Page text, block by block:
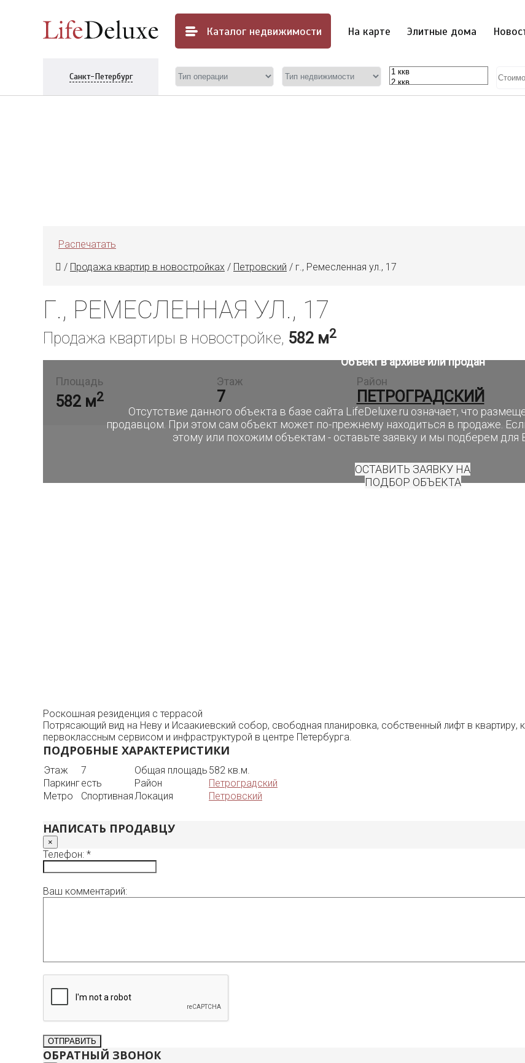
Каталог недвижимости На карте Элитные дома
Санкт-Петербург
Распечатать
/ Продажа квартир в новостройках / Петровский / г., Ремесленная ул., 17
Г., РЕМЕСЛЕННАЯ УЛ., 17
Продажа квартиры в новостройке, 582 м2
Объект в архиве или продан
Отсутствие данного объекта в базе сайта LifeDeluxe.ru означает, что
продавцом. При этом сам объект может по-прежнему находиться в продаже.
этому или похожим объектам - оставьте заявку и мы подберем для
ОСТАВИТЬ ЗАЯВКУ НА
ПОДБОР ОБЪЕКТА
Площадь
582 м2
Этаж
7
Район
ПЕТРОГРАДСКИЙ
Роскошная резиденция с террасой
Потрясающий вид на Неву и Исаакиевский собор, свободная планировка, собственный лифт в
первоклассным сервисом и инфраструктурой в центре Петербурга.
ПОДРОБНЫЕ ХАРАКТЕРИСТИКИ
Этаж 7 Общая площадь 582 кв.м.
Паркингесть Район
Петроградский
Метро
Спортивная Локация Петровский
НАПИСАТЬ ПРОДАВЦУ
×
Телефон: *
Ваш комментарий:
ОБРАТНЫЙ ЗВОНОК